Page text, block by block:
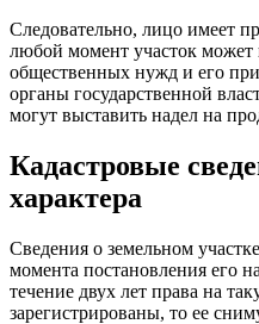
Следовательно, лицо имеет
любой момент участок может
общественных нужд и его
органы государственной
могут выставить надел на
Кадастровые
характера
Сведения о земельном
момента постановления его
течение двух лет права на
зарегистрированы, то ее